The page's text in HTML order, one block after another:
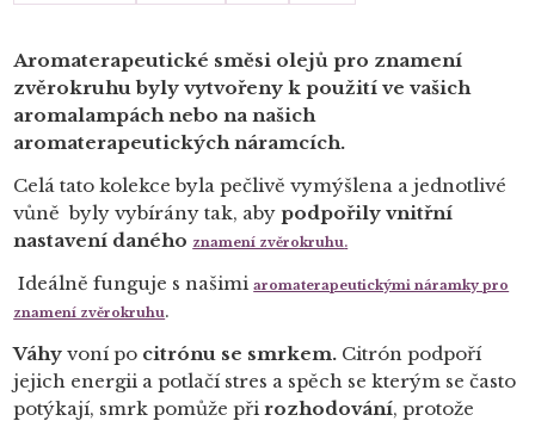
Aromaterapeutické směsi olejů pro znamení
zvěrokruhu byly vytvořeny k použití ve vašich
aromalampách nebo na našich
aromaterapeutických náramcích.
Celá tato kolekce byla pečlivě vymýšlena a jednotlivé
vůně byly vybírány tak, aby podpořily vnitřní
nastavení daného znamení zvěrokruhu.
Ideálně funguje s našimiaromaterapeutickými náramky pro
znamení zvěrokruhu.
Váhyvoní po citrónu se smrkem. Citrón podpoří
jejich energii a potlačí stres a spěch se kterým se často
potýkají, smrk pomůže při rozhodování, protože